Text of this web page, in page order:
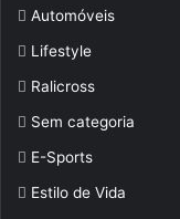
Automóveis
Lifestyle
Ralicross
Sem categoria
E-Sports
Estilo de Vida